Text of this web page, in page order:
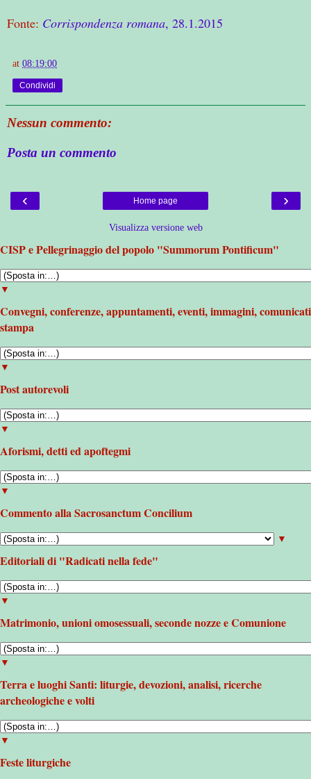
Fonte: Corrispondenza romana, 28.1.2015
at 08:19:00
Condividi
Nessun commento:
Posta un commento
‹ ›
Home page
Visualizza versione web
CISP e Pellegrinaggio del popolo "Summorum Pontificum"
▼
Convegni, conferenze, appuntamenti, eventi, immagini, comunicati
stampa
▼
Post autorevoli
▼
Aforismi, detti ed apoftegmi
▼
Commento alla Sacrosanctum Concilium
▼
Editoriali di "Radicati nella fede"
▼
Matrimonio, unioni omosessuali, seconde nozze e Comunione
▼
Terra e luoghi Santi: liturgie, devozioni, analisi, ricerche
archeologiche e volti
▼
Feste liturgiche